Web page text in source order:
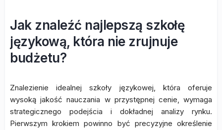
Jak znaleźć najlepszą szkołę
językową, która nie zrujnuje
budżetu?
Znalezienie idealnej szkoły językowej, która oferuje
wysoką jakość nauczania w przystępnej cenie, wymaga
strategicznego podejścia i dokładnej analizy rynku.
Pierwszym krokiem powinno być precyzyjne określenie